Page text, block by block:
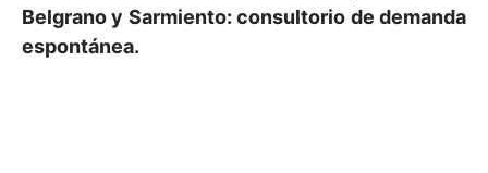
Belgrano y Sarmiento: consultorio de demanda
espontánea.